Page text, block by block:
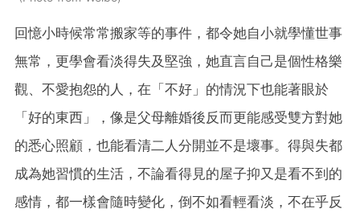
回憶小時候常常搬家等的事件，都令她自小就學懂世事
無常，更學會看淡得失及堅強，她直言自己是個性格樂
觀、不愛抱怨的人，在「不好」的情況下也能著眼於
「好的東西」，像是父母離婚後反而更能感受雙方對她
的悉心照顧，也能看清二人分開並不是壞事。得與失都
成為她習慣的生活，不論看得見的屋子抑又是看不到的
感情，都一樣會隨時變化，倒不如看輕看淡，不在乎反